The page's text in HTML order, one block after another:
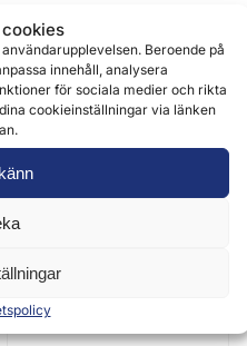
Beroende på
innehåll, analysera
för sociala medier och rikta
cookieinställningar via länken
10 st/rulle, 6 rullar/låda, 216
rullar/pall
8,85€ (0 % moms)/ rulle